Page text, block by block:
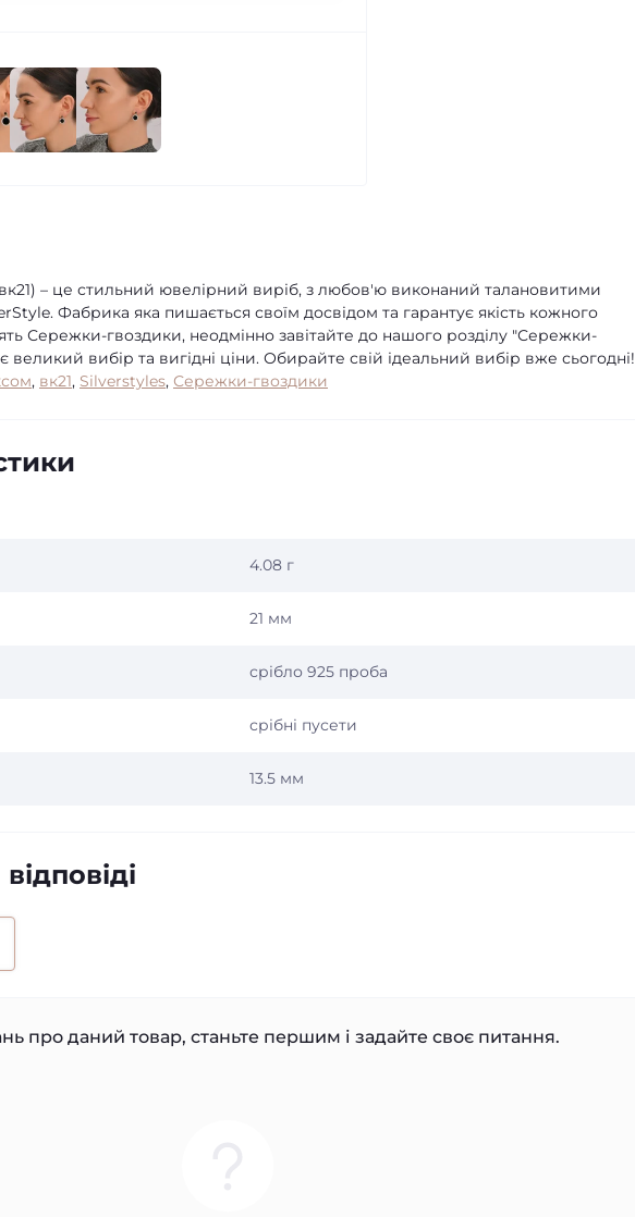
– це стильний ювелірний виріб, з любов'ю виконаний талановитими
Фабрика яка пишається своїм досвідом та гарантує якість кожного
Сережки-гвоздики, неодмінно завітайте до нашого розділу "Сережки-
великий вибір та вигідні ціни. Обирайте свій ідеальний вибір вже сьогодні!
, вк21, Silverstyles, Сережки-гвоздики
4.08 г
21 мм
срібло 925 проба
срібні пусети
13.5 мм
про даний товар, станьте першим і задайте своє питання.